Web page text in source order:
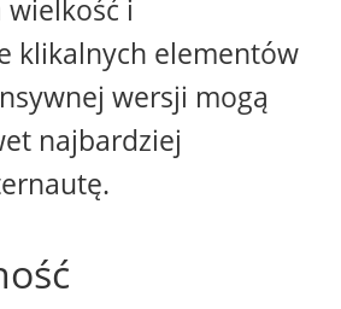
wielkość i
klikalnych elementów
wersji mogą
najbardziej